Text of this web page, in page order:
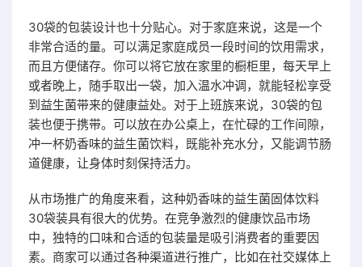
30袋的包装设计也十分贴心。对于家庭来说，这是一个
非常合适的量。可以满足家庭成员一段时间的饮用需求，
而且方便储存。你可以将它放在家里的橱柜里，每天早上
或者晚上，随手取出一袋，加入温水冲调，就能轻松享受
到益生菌带来的健康益处。对于上班族来说，30袋的包
装也便于携带。可以放在办公桌上，在忙碌的工作间隙，
冲一杯奶香味的益生菌饮料，既能补充水分，又能调节肠
道健康，让身体时刻保持活力。
从市场推广的角度来看，这种奶香味的益生菌固体饮料
30袋装具有很大的优势。在竞争激烈的健康饮品市场
中，独特的口味和合适的包装量是吸引消费者的重要因
素。商家可以通过各种渠道进行推广，比如在社交媒体上